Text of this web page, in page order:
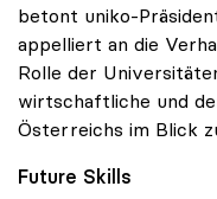
betont uniko-
appelliert an die
Rolle der
wirtschaftliche und
Österreichs im Blick
Future Skills